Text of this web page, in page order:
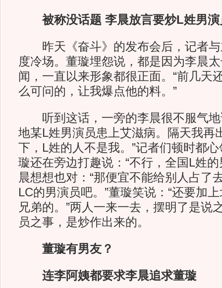
被称没话题 李晨放言要炒L姓男
昨天《奋斗》的发布会后，记者与
度冷场。董璇埋怨说，都是因为李晨
闻，一直以来形象都很正面。“前几天
么可问的，让我爆点他的料。”
听到这话，一旁的李晨很不服气地
地某L姓男演员患上艾滋病。隔天我再
下，L姓的人不是我。”记者们顿时都
璇还在旁边打趣说：“不行，全国L姓
晨想想也对：“那便宜不能给别人占了
LC的男演员吧。”董璇笑说：“还要加
兄弟的。”两人一来一去，摆明了是说
员之事，是炒作出来的。
董璇有男友？
连李阿姨都要求李晨追求董璇